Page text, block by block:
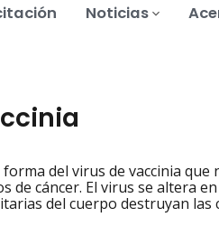
Noticias
del virus de vaccinia
de cáncer. El virus se altera
del cuerpo destruyan